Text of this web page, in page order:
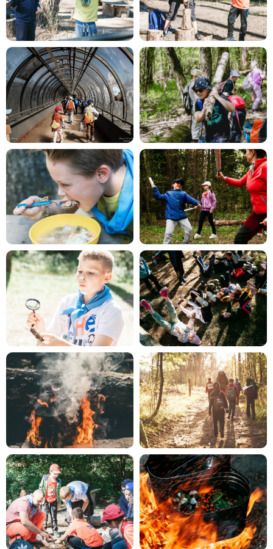
Подписывайтесь!
Рассказываем про развитие детей
через походы, делимся кейсами из
нашей работы, рассуждаем на
сложные темы воспитания детей. Все,
что нам самим так интересно.
Заходите и подписывайтесь, чтобы
не пропустить!
Смотреть в VK
Перейти в tg
Все анонсы походов публикуем в
наших каналах.